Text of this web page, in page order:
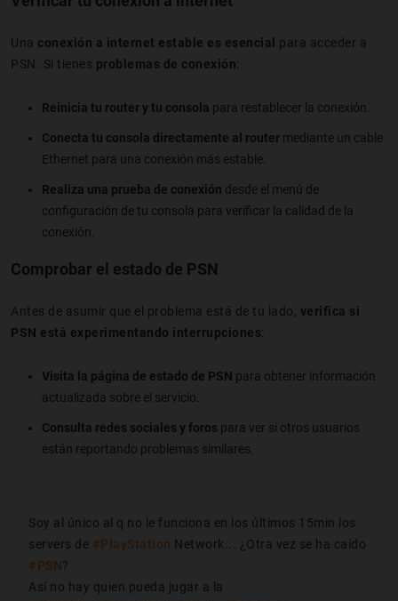
Una conexión a internet estable es esencial
para acceder a
PSN. Si tienes problemas de conexión:
Reinicia tu router y tu consola para restablecer la conexión.
Conecta tu consola directamente al router mediante un cable
Ethernet para una conexión más estable.
Realiza una prueba de conexión desde el menú de
configuración de tu consola para verificar la calidad de la
conexión.
Comprobar el estado de PSN
Antes de asumir que el problema está de tu lado, verifica si
PSN está experimentando interrupciones:
Visita la página de estado de PSN para obtener información
actualizada sobre el servicio.
Consulta redes sociales y foros para ver si otros usuarios
están reportando problemas similares.
Soy al único al q no le funciona en los últimos 15min los
servers de #PlayStation Network... ¿Otra vez se ha caído
#PSN?
Así no hay quien pueda jugar a la